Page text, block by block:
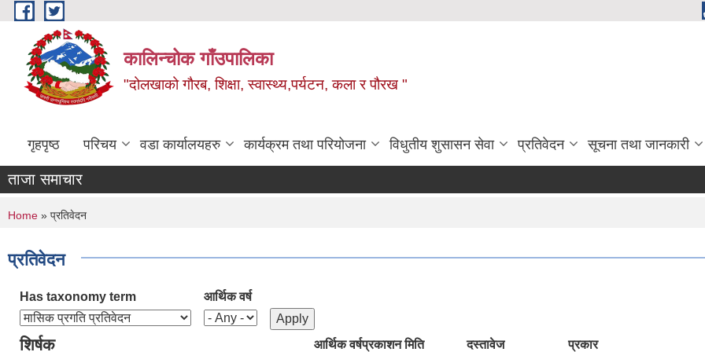
Skip to main content
कालिन्चोक गाँउपालिका
"दोलखाको गौरब, शिक्षा, स्वास्थ्य,पर्यटन, कला र पौरख "
गृहपृष्ठ परिचय वडा कार्यालयहरु कार्यक्रम तथा परियोजना विधुतीय शुसासन सेवा प्रतिवेदन सूचना तथा जानकारी
ताजा समाचार
You are here
Home » प्रतिवेदन
प्रतिवेदन
Has taxonomy term आर्थिक वर्ष
शिर्षक आर्थिक वर्षप्रकाशन मिति दस्तावेज प्रकार